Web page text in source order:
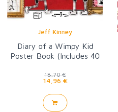
Jeff Kinney
Diary of a Wimpy Kid
Poster Book (Includes 40
18,70 €
14,96 €